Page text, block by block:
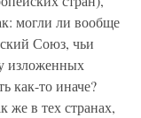
могли ли вообще
Союз, чьи
изложенных
как-то иначе?
же в тех странах,